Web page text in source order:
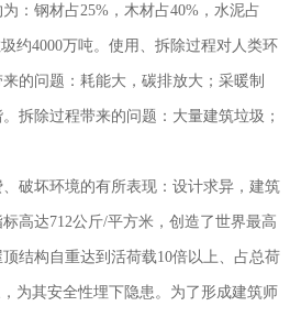
：钢材占25%，木材占40%，水泥占
约4000万吨。使用、拆除过程对人类环
的问题：耗能大，碳排放大；采暖制
拆除过程带来的问题：大量建筑垃圾；
坏环境的有所表现：设计求异，建筑
高达712公斤/平方米，创造了世界最高
结构自重达到活荷载10倍以上、占总荷
为其安全性埋下隐患。为了形成建筑师